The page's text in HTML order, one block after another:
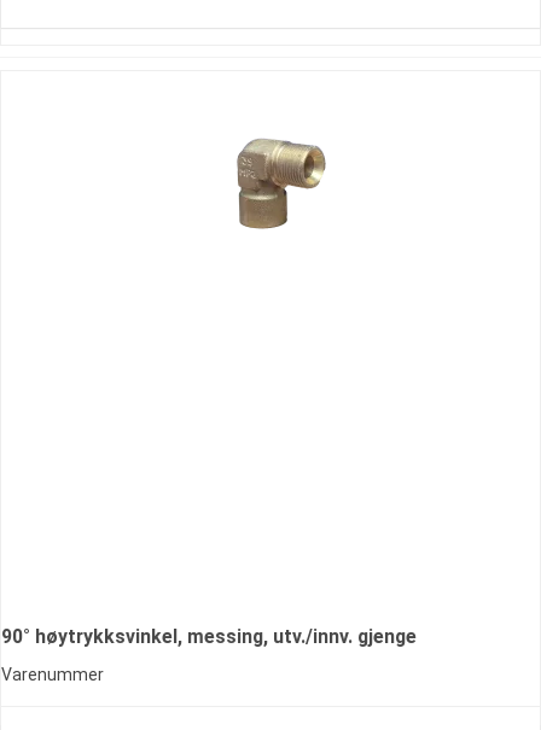
90° høytrykksvinkel, messing, utv./innv. gjenge
Varenummer